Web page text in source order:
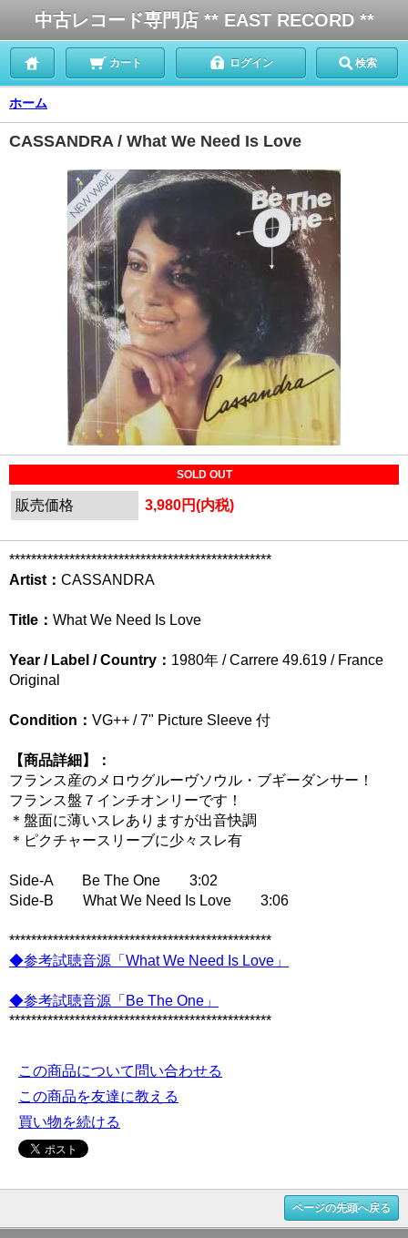
中古レコード専門店 ** EAST RECORD **
カート ログイン 検索
ホーム
CASSANDRA / What We Need Is Love
SOLD OUT
販売価格 3,980円(内税)
************************************************
Artist： CASSANDRA
Title： What We Need Is Love
Year / Label / Country： 1980年 / Carrere 49.619 / France
Original
Condition： VG++ / 7" Picture Sleeve 付
【商品詳細】：
フランス産のメロウグルーヴソウル・ブギーダンサー！
フランス盤７インチオンリーです！
＊盤面に薄いスレありますが出音快調
＊ピクチャースリーブに少々スレ有
Side-A Be The One 3:02
Side-B What We Need Is Love 3:06
************************************************
◆参考試聴音源「What We Need Is Love」
◆参考試聴音源「Be The One」
************************************************
この商品について問い合わせる
この商品を友達に教える
買い物を続ける
ページの先頭へ戻る